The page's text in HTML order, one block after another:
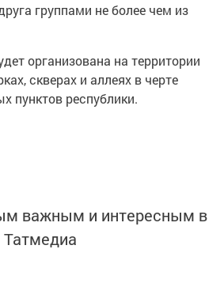
группами не более чем из
организована на территории
скверах и аллеях в черте
пунктов республики.
важным и интересным в
Татмедиа